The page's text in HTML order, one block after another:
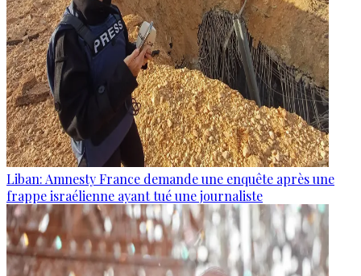
Liban: Amnesty France demande une enquête après une
frappe israélienne ayant tué une journaliste